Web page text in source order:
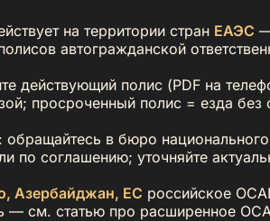
на территории стран ЕАЭС
автогражданской
действующий полис (PDF на
просроченный полис = езда без
в бюро
по соглашению; уточняйте
Азербайджан, ЕС российское
— см. статью про расширенное